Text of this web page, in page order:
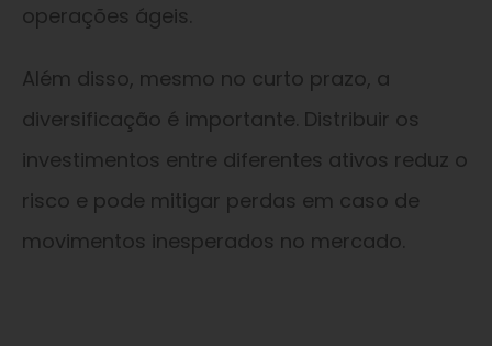
operações ágeis.
Além disso, mesmo no curto prazo, a
diversificação é importante. Distribuir os
investimentos entre diferentes ativos reduz o
risco e pode mitigar perdas em caso de
movimentos inesperados no mercado.